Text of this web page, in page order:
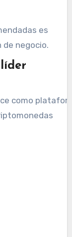
es
de negocio.